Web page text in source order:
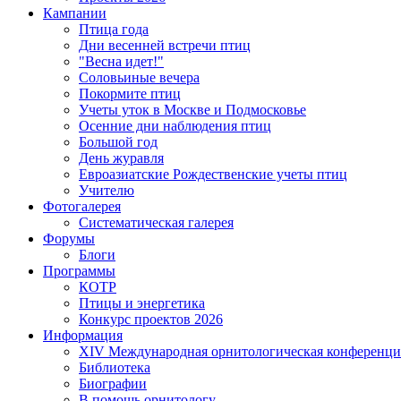
Кампании
Птица года
Дни весенней встречи птиц
"Весна идет!"
Соловьиные вечера
Покормите птиц
Учеты уток в Москве и Подмосковье
Осенние дни наблюдения птиц
Большой год
День журавля
Евроазиатские Рождественские учеты птиц
Учителю
Фотогалерея
Систематическая галерея
Форумы
Блоги
Программы
КОТР
Птицы и энергетика
Конкурс проектов 2026
Информация
XIV Международная орнитологическая
Библиотека
Биографии